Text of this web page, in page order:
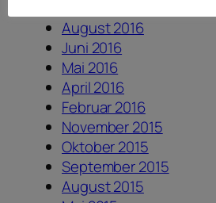
August 2016
Juni 2016
Mai 2016
April 2016
Februar 2016
November 2015
Oktober 2015
September 2015
August 2015